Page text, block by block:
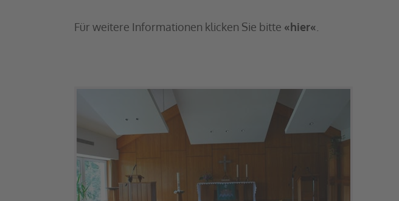
Für weitere Informationen klicken Sie bitte «hier«